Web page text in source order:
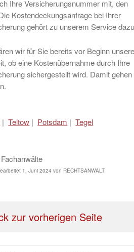
Ihre Versicherungsnummer mit, den
Kostendeckungsanfrage bei Ihrer
gehört zu unserem Service
wir für Sie bereits vor Beginn
ob eine Kostenübernahme durch Ihre
sichergestellt wird. Damit gehen
|Teltow | Potsdam |Tegel
1. Juni 2024 von RECHTSANWALT
zur vorherigen Seite